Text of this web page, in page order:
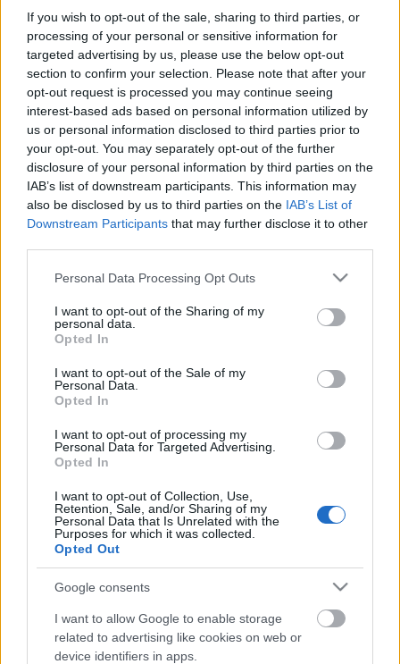
If you wish to opt-out of the sale, sharing to third parties, or
processing of your personal or sensitive information for
targeted advertising by us, please use the below opt-out
section to confirm your selection. Please note that after your
opt-out request is processed you may continue seeing
interest-based ads based on personal information utilized by
us or personal information disclosed to third parties prior to
your opt-out. You may separately opt-out of the further
disclosure of your personal information by third parties on the
IAB’s list of downstream participants. This information may
also be disclosed by us to third parties on the IAB’s List of
Downstream Participants that may further disclose it to other
Please note that this website/app uses one or more Google
not limited to your visit or usage behaviour. You may click to
grant or deny consent to Google and its third-party tags to
use your data for below specified purposes in below Google
consent section.
Personal Data Processing Opt Outs
I want to opt-out of the Sharing of my
personal data.
Opted In
I want to opt-out of the Sale of my
Personal Data.
Opted In
I want to opt-out of processing my
Personal Data for Targeted Advertising.
Opted In
I want to opt-out of Collection, Use,
Retention, Sale, and/or Sharing of my
Personal Data that Is Unrelated with the
Purposes for which it was collected.
Opted Out
Google consents
I want to allow Google to enable storage
related to advertising like cookies on web or
device identifiers in apps.
Liikenne sujuvaa
Keskinopeus
114 km/h(+1 km/h)
Liikennemäärä
594 kpl/h(-140 kpl/h)
Liikenne sujuvaa
Keskinopeus
112 km/h(±0 km/h)
Liikennemäärä
756 kpl/h (+1 kpl/h)
Yleiskuvassa huomioitu mittauspisteet välillä Riihimäki, Herajoki -
Janakkala
Liikenne mittauspisteittäin
Tiedot päivitetty 06.08.2026 09:08
Suuntaan
Hanko
Liikenne sujuvaa
Keskinopeus
86 km/h(+2 km/h)
Liikennemäärä
156 kpl/h
Liikenne sujuvaa
86 km/h(-1 km/h)
Yleiskuvassa huomioitu mittauspisteet välillä Vihti, Selki -
Hyvinkää, Noppo
Liikenne mittauspisteittäin
← Vihti, Selki